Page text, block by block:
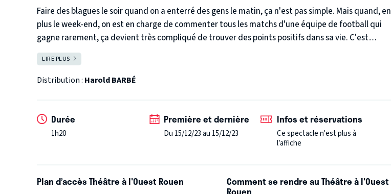
Faire des blagues le soir quand on a enterré des gens le matin, ça n'est pas simple. Mais quand, en
plus le week-end, on est en charge de commenter tous les matchs d'une équipe de football qui
gagne rarement, ça devient très compliqué de trouver des points positifs dans sa vie. C'est
pourtant travailler pour la mort qui va apprendre à Harold à aimer la vie.
aborderait-on la vie si la date de mort nous était communiquée à l'avance ? Si, tout comme les
yaourts, nous avions une date de péremption. Une deadline...
dans un SPA, l'éducation des enfants, comment pimenter sa vie de couple après 15 ans de vie
commune, l'argent, la mort parfaite... Fans de metal, de pop culture, de comics, de sextoys, de
Stifler dans American Pie...si vous aimez la vie, ou que vous détestez la vie d'ailleurs, ce spectacle
LIRE PLUS
Distribution : Harold BARBÉ
Durée
1h20
Première et dernière
Du 15/12/23 au 15/12/23
Infos et réservations
Ce spectacle n'est plus à
l’affiche
Plan d’accès Théâtre à l'Ouest Rouen Comment se rendre au Théâtre à l'Ouest